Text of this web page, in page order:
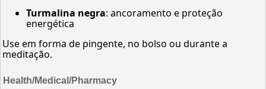
Turmalina negra: ancoramento e proteção
energética
Use em forma de pingente, no bolso ou durante a
meditação.
Health/Medical/Pharmacy